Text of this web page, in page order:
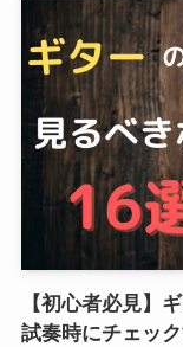
【初心者必見】
試奏時にチェッ